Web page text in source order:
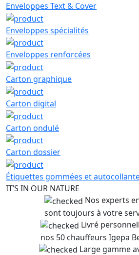
Enveloppes Text & Cover
Enveloppes spécialités
Enveloppes renforcées
Carton graphique
Carton digital
Carton ondulé
Carton dossier
Étiquettes gommées et
IT’S IN OUR NATURE
Nos experts
sont toujours à votre
Livré
nos 50 chauffeurs Igepa
Large gamme